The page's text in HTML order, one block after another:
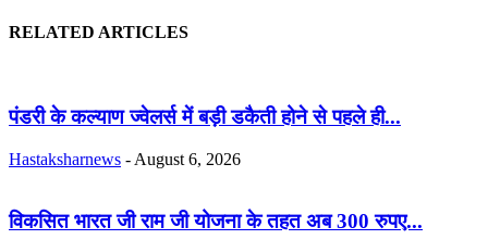
RELATED ARTICLES
पंडरी के कल्याण ज्वेलर्स में बड़ी डकैती होने से पहले ही...
Hastaksharnews - August 6, 2026
विकसित भारत जी राम जी योजना के तहत अब 300 रुपए...